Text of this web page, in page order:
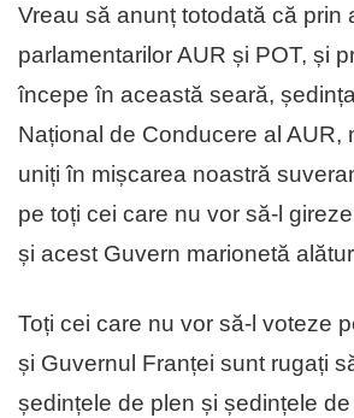
Vreau să anunț totodată că prin
parlamentarilor AUR și POT, și
începe în această seară,
Național de Conducere al AUR,
uniți în mișcarea noastră
pe toți cei care nu vor să-l
și acest Guvern marionetă
Toți cei care nu vor să-l voteze
și Guvernul Franței sunt rugați
ședințele de plen și ședințele